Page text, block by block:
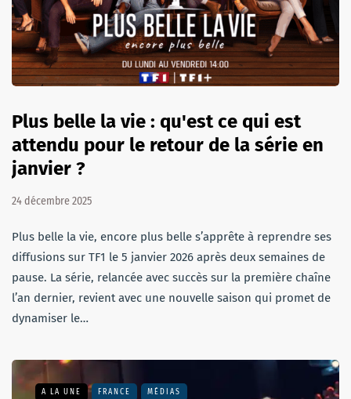
Plus belle la vie : qu'est ce qui est
attendu pour le retour de la série en
janvier ?
24 décembre 2025
Plus belle la vie, encore plus belle s’apprête à reprendre ses
diffusions sur TF1 le 5 janvier 2026 après deux semaines de
pause. La série, relancée avec succès sur la première chaîne
l’an dernier, revient avec une nouvelle saison qui promet de
dynamiser le…
A LA UNE FRANCE MÉDIAS